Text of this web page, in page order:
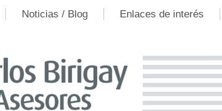
Noticias / Blog Enlaces de interés